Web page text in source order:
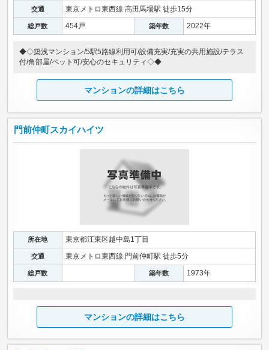
交通 東京メトロ東西線 高田馬場駅 徒歩15分
総戸数 454戸 築年数 2022年
◆◇築浅マンション/5駅5路線利用可/設備充実/充実の共用施設/テラス
付/角部屋/ペット可/安心のセキュリティ◇◆
マンションの詳細はこちら
門前仲町スカイハイツ
所在地 東京都江東区越中島1丁目
交通 東京メトロ東西線 門前仲町駅 徒歩5分
総戸数 築年数 1973年
マンションの詳細はこちら